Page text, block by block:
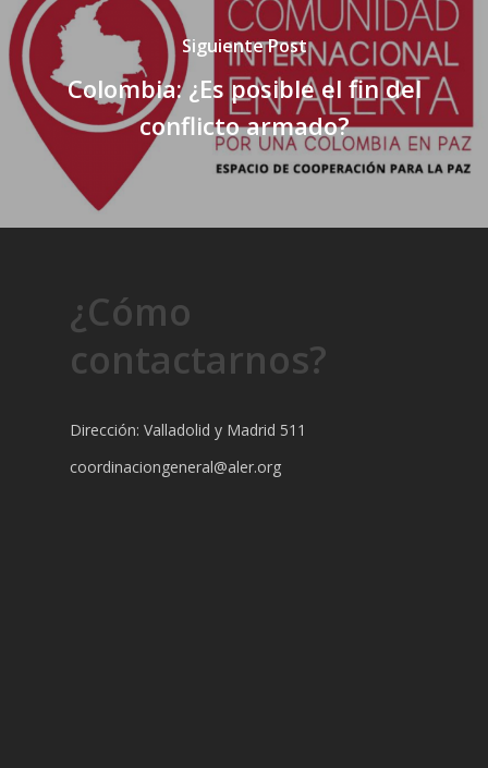
Siguiente Post
Colombia: ¿Es posible el fin del
conflicto armado?
¿Cómo
contactarnos?
Dirección: Valladolid y Madrid 511
coordinaciongeneral@aler.org